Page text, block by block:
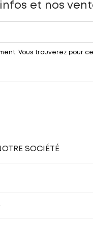
et nos
Vous trouverez pour
SOCIÉTÉ